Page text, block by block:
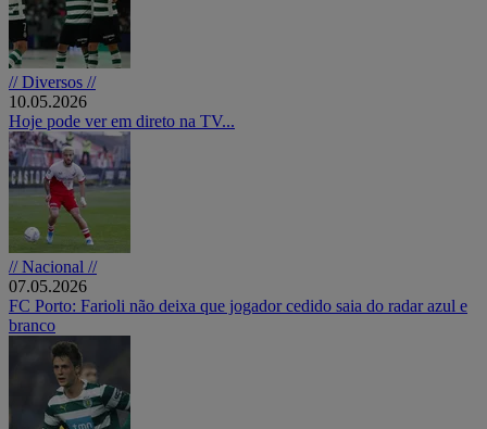
// Diversos //
10.05.2026
Hoje pode ver em direto na TV...
// Nacional //
07.05.2026
FC Porto: Farioli não deixa que jogador cedido saia do radar azul e
branco